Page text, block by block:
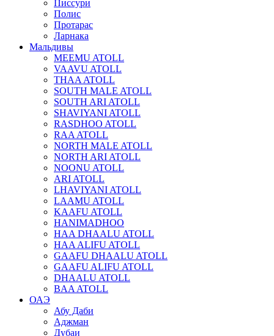
Писсури
Полис
Протарас
Ларнака
Мальдивы
MEEMU ATOLL
VAAVU ATOLL
THAA ATOLL
SOUTH MALE ATOLL
SOUTH ARI ATOLL
SHAVIYANI ATOLL
RASDHOO ATOLL
RAA ATOLL
NORTH MALE ATOLL
NORTH ARI ATOLL
NOONU ATOLL
ARI ATOLL
LHAVIYANI ATOLL
LAAMU ATOLL
KAAFU ATOLL
HANIMADHOO
HAA DHAALU ATOLL
HAA ALIFU ATOLL
GAAFU DHAALU ATOLL
GAAFU ALIFU ATOLL
DHAALU ATOLL
BAA ATOLL
ОАЭ
Абу Даби
Аджман
Дубаи